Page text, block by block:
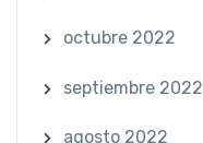
octubre 2022
septiembre 2022
agosto 2022